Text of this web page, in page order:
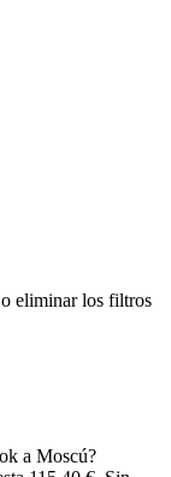
eliminar los filtros
a Moscú?